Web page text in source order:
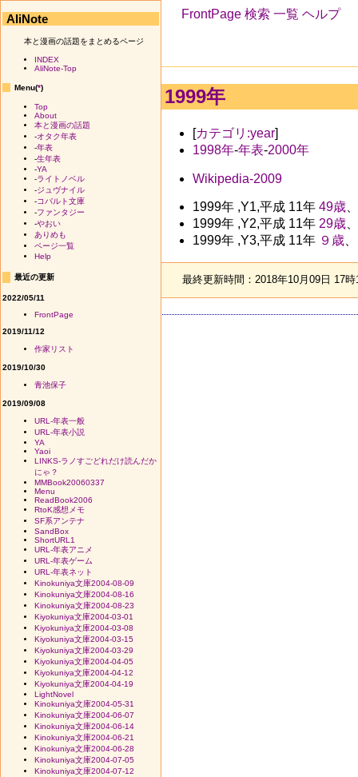
FrontPage 検索 一覧 ヘルプ
1999年
[カテゴリ:year]
1998年-年表-2000年
Wikipedia-2009
1999年 ,Y1,平成 11年 49歳、
1999年 ,Y2,平成 11年 29歳、
1999年 ,Y3,平成 11年 ９歳、
最終更新時間：2018年10月09日 17
AliNote
本と漫画の話題をまとめるページ
INDEX
AliNote-Top
Menu(*)
Top
About
本と漫画の話題
-オタク年表
-年表
-生年表
-YA
-ライトノベル
-ジュヴナイル
-コバルト文庫
-ファンタジー
-やおい
ありめも
ページ一覧
Help
最近の更新
2022/05/11
FrontPage
2019/11/12
作家リスト
2019/10/30
青池保子
2019/09/08
URL-年表一般
URL-年表小説
YA
Yaoi
LINKS-ラノすごどれだけ読んだか
にゃ？
MMBook20060337
Menu
ReadBook2006
RtoK感想メモ
SF系アンテナ
SandBox
ShortURL1
URL-年表アニメ
URL-年表ゲーム
URL-年表ネット
Kinokuniya文庫2004-08-09
Kinokuniya文庫2004-08-16
Kinokuniya文庫2004-08-23
Kiyokuniya文庫2004-03-01
Kiyokuniya文庫2004-03-08
Kiyokuniya文庫2004-03-15
Kiyokuniya文庫2004-03-29
Kiyokuniya文庫2004-04-05
Kiyokuniya文庫2004-04-12
Kiyokuniya文庫2004-04-19
LightNovel
Kinokuniya文庫2004-05-31
Kinokuniya文庫2004-06-07
Kinokuniya文庫2004-06-14
Kinokuniya文庫2004-06-21
Kinokuniya文庫2004-06-28
Kinokuniya文庫2004-07-05
Kinokuniya文庫2004-07-12